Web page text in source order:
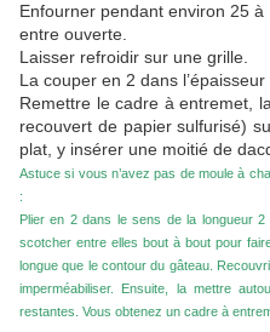
Enfourner pendant environ 25
entre ouverte.
Laisser refroidir sur une grille.
La couper en 2 dans
Remettre le cadre à entremet,
recouvert de papier sulfurisé)
plat, y insérer une moitié de
Astuce si vous n’avez pas de moule à
:
Plier en 2 dans le sens de la longueur
scotcher entre elles bout à bout pour
longue que le contour du gâteau.
imperméabiliser. Ensuite, la mettre
restantes. Vous obtenez un cadre à